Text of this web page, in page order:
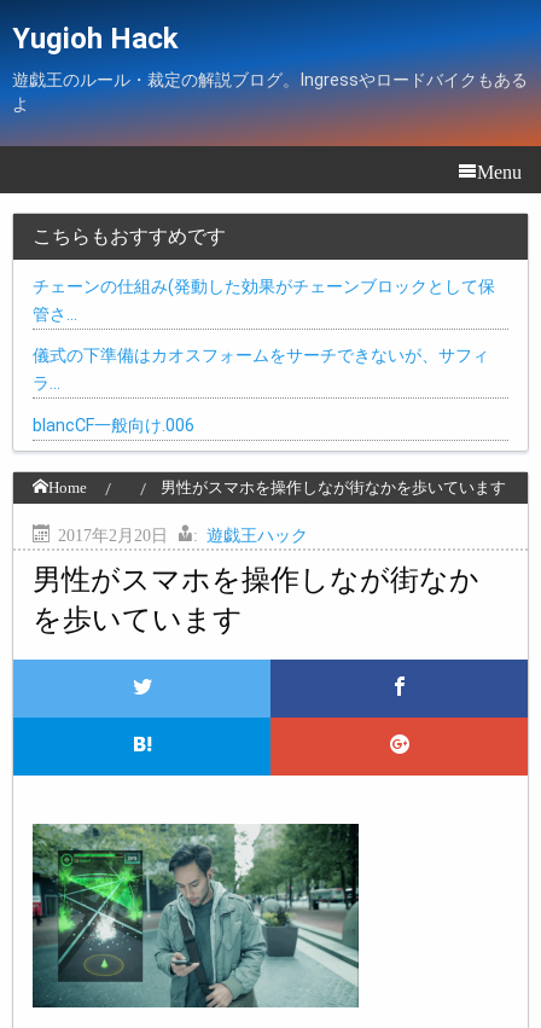
Yugioh Hack
遊戯王のルール・裁定の解説ブログ。Ingressやロードバイクもある
よ
Menu
こちらもおすすめです
チェーンの仕組み(発動した効果がチェーンブロックとして保
管さ…
儀式の下準備はカオスフォームをサーチできないが、サフィ
ラ…
blancCF一般向け.006
Home 男性がスマホを操作しなが街なかを歩いています
2017年2月20日 : 遊戯王ハック
男性がスマホを操作しなが街なか
を歩いています